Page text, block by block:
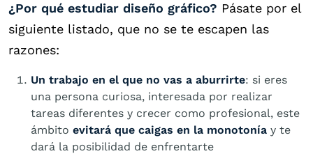
¿Por qué estudiar diseño gráfico? Pásate por el
siguiente listado, que no se te escapen las
razones:
Un trabajo en el que no vas a aburrirte: si eres
una persona curiosa, interesada por realizar
tareas diferentes y crecer como profesional, este
ámbito evitará que caigas en la monotonía y te
dará la posibilidad de enfrentarte